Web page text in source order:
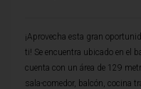
¡Aprovecha esta gran
ti! Se encuentra ubicado en el
cuenta con un área de 129
sala-comedor, balcón, cocina